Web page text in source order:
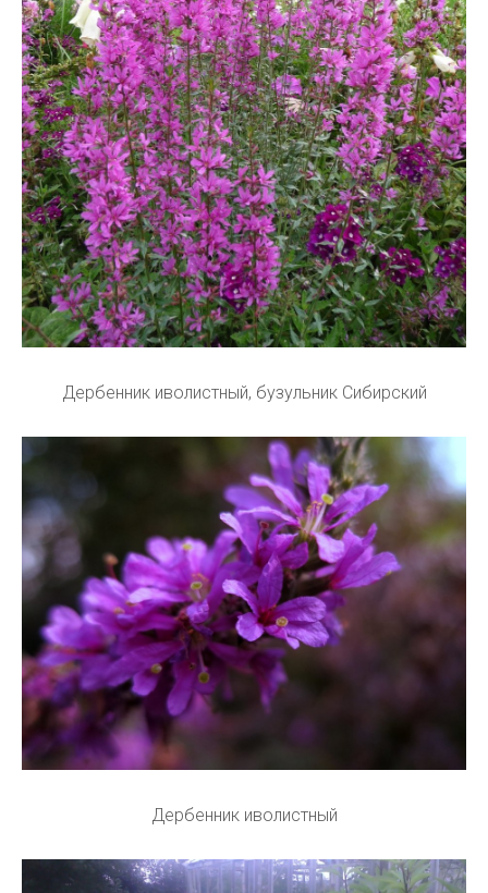
Дербенник иволистный, бузульник Сибирский
Дербенник иволистный